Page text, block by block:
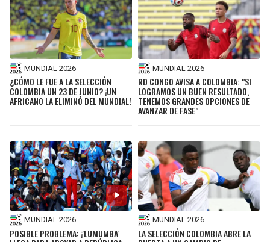
MUNDIAL 2026
¿CÓMO LE FUE A LA SELECCIÓN
COLOMBIA UN 23 DE JUNIO? ¡UN
AFRICANO LA ELIMINÓ DEL MUNDIAL!
MUNDIAL 2026
RD CONGO AVISA A COLOMBIA: "SI
LOGRAMOS UN BUEN RESULTADO,
TENEMOS GRANDES OPCIONES DE
AVANZAR DE FASE"
MUNDIAL 2026
POSIBLE PROBLEMA: ¡'LUMUMBA'
MUNDIAL 2026
LA SELECCIÓN COLOMBIA ABRE LA